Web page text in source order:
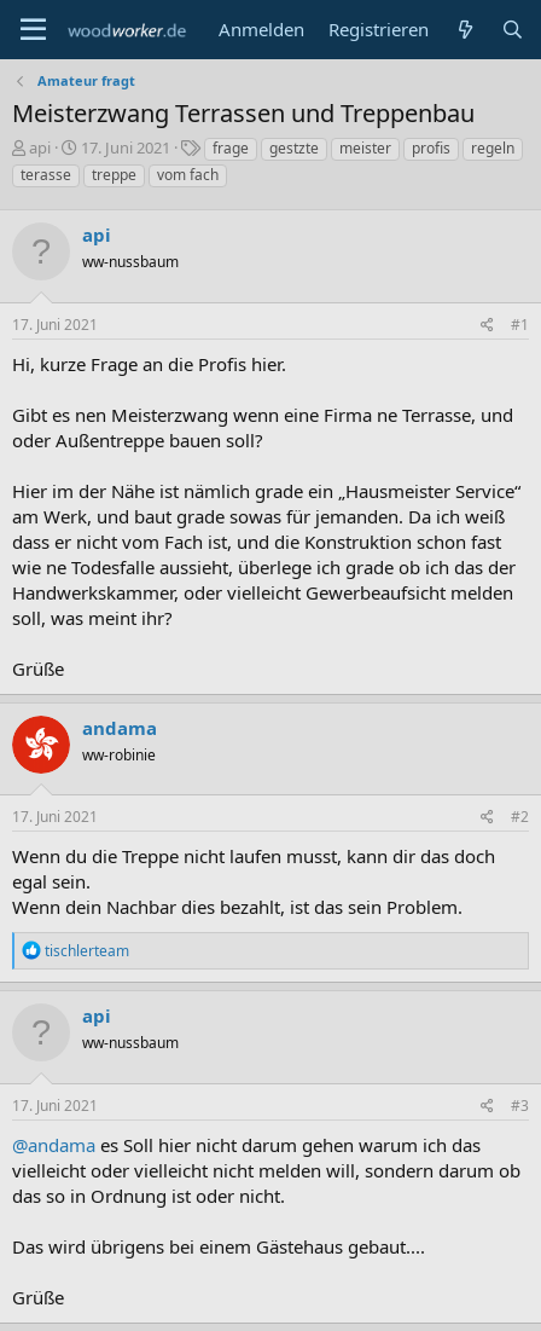
Anmelden Registrieren
Amateur fragt
Meisterzwang Terrassen und Treppenbau
E
r
s
e
r
api
E
r
s
e
l
t
a
17. Juni 2021
S
c
h
o
e
frage gestzte meister profis
regeln
terasse
treppe vom fach
api
ww-nussbaum
17. Juni 2021 #1
Hi, kurze Frage an die Profis hier.
Gibt es nen Meisterzwang wenn eine Firma ne Terrasse, und
oder Außentreppe bauen soll?
Hier im der Nähe ist nämlich grade ein „Hausmeister Service“
am Werk, und baut grade sowas für jemanden. Da ich weiß
dass er nicht vom Fach ist, und die Konstruktion schon fast
wie ne Todesfalle aussieht, überlege ich grade ob ich das der
Handwerkskammer, oder vielleicht Gewerbeaufsicht melden
soll, was meint ihr?
Grüße
andama
ww-robinie
17. Juni 2021 #2
Wenn du die Treppe nicht laufen musst, kann dir das doch
egal sein.
Wenn dein Nachbar dies bezahlt, ist das sein Problem.
R
e
a
t
n
e
:
tischlerteam
api
ww-nussbaum
17. Juni 2021 #3
@andama es Soll hier nicht darum gehen warum ich das
vielleicht oder vielleicht nicht melden will, sondern darum ob
das so in Ordnung ist oder nicht.
Das wird übrigens bei einem Gästehaus gebaut....
Grüße